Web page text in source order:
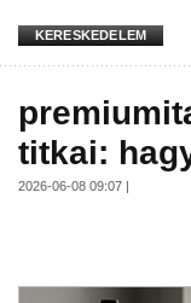
KERESKEDELEM
titkai:
2026-06-08 09:07 |